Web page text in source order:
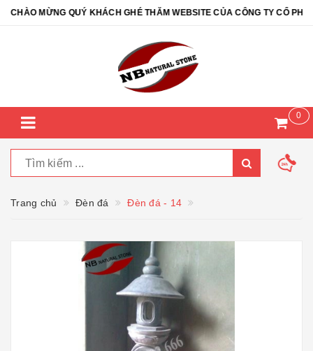
CHÀO MỪNG QUÝ KHÁCH GHÉ THĂM WEBSITE CỦA CÔNG TY CỔ
0
Trang chủ Đèn đá Đèn đá - 14